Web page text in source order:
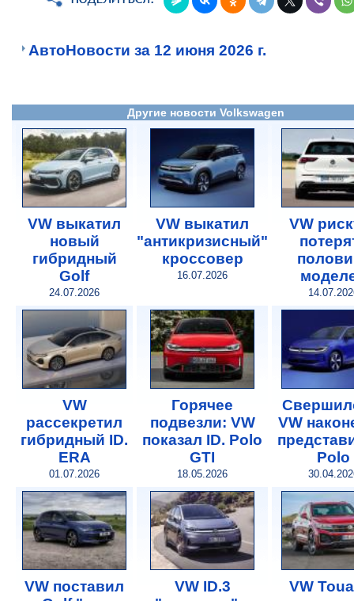
АвтоНовости за 12 июня 2026 г.
Другие новости Volkswagen
VW выкатил
новый
гибридный
Golf
24.07.2026
VW выкатил
"антикризисный"
кроссовер
16.07.2026
VW
VW
рассекретил
гибридный ID.
ERA
01.07.2026
Горячее
подвезли: VW
показал ID. Polo
GTI
18.05.2026
VW
Polo
VW поставил
VW ID.3
VW